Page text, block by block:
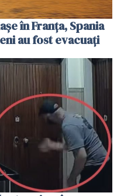
în Franța, Spania
au fost evacuați